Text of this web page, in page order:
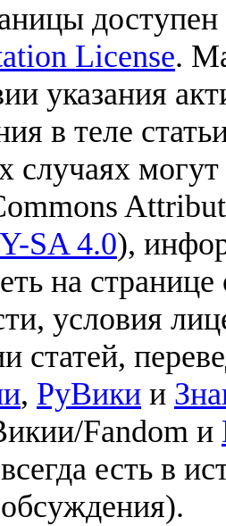
License.
указания
в теле
случаях
SA 4.0),
на
условия
статей,
, РуВики и
Fandom и
есть в